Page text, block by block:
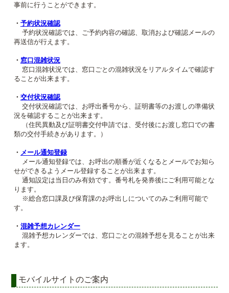
混雑予想カレンダー
事前に行うことができます。
・ 予約状況確認
予約状況確認では、ご予約内容の確認、取消および確認メールの
再送信が行えます。
・ 窓口混雑状況
窓口混雑状況では、窓口ごとの混雑状況をリアルタイムで確認す
ることが出来ます。
・ 交付状況確認
交付状況確認では、お呼出番号から、証明書等のお渡しの準備状
況を確認することが出来ます。
（住民異動及び証明書交付申請では、受付後にお渡し窓口での書
類の交付手続きがあります。）
・ メール通知登録
メール通知登録では、お呼出の順番が近くなるとメールでお知ら
せができるようメール登録することが出来ます。
通知設定は当日のみ有効です。番号札を発券後にご利用可能とな
ります。
※総合窓口課及び保育課のお呼出しについてのみご利用可能で
す。
・ 混雑予想カレンダー
混雑予想カレンダーでは、窓口ごとの混雑予想を見ることが出来
ます。
モバイルサイトのご案内